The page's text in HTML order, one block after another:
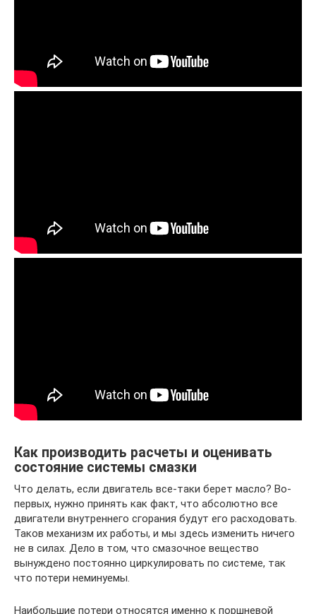
Как производить расчеты и оценивать
состояние системы смазки
Что делать, если двигатель все-таки берет масло? Во-
первых, нужно принять как факт, что абсолютно все
двигатели внутреннего сгорания будут его расходовать.
Таков механизм их работы, и мы здесь изменить ничего
не в силах. Дело в том, что смазочное вещество
вынуждено постоянно циркулировать по системе, так
что потери неминуемы.
Наибольшие потери относятся именно к поршневой